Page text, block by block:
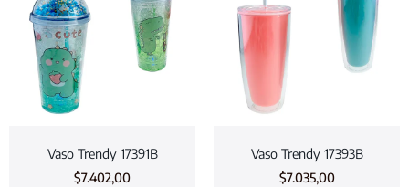
Vaso Trendy 17391B
$7.402,00
Vaso Trendy 17393B
$7.035,00